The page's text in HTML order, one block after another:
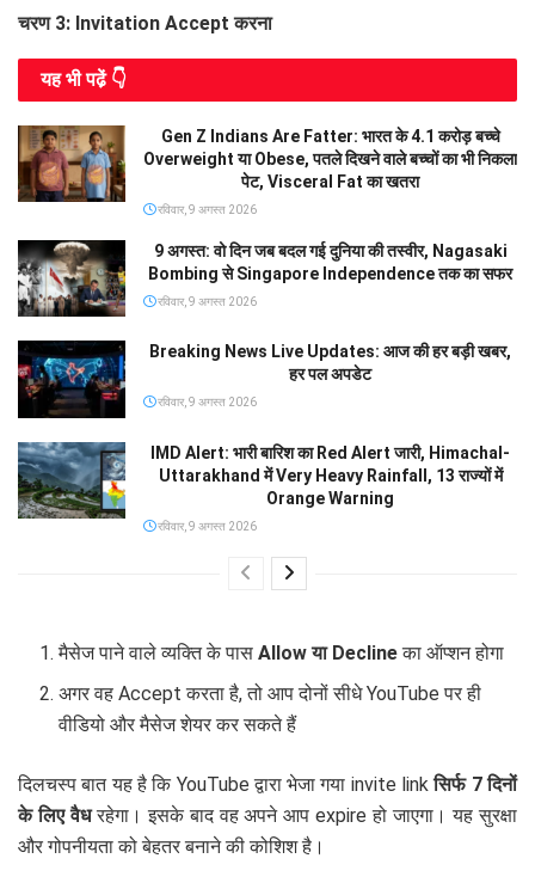
चरण 3: Invitation Accept करना
यह भी पढे़ं 👇
Gen Z Indians Are Fatter: भारत के 4.1 करोड़ बच्चे
Overweight या Obese, पतले दिखने वाले बच्चों का भी निकला
पेट, Visceral Fat का खतरा
रविवार, 9 अगस्त 2026
9 अगस्त: वो दिन जब बदल गई दुनिया की तस्वीर, Nagasaki
Bombing से Singapore Independence तक का सफर
रविवार, 9 अगस्त 2026
Breaking News Live Updates: आज की हर बड़ी खबर,
हर पल अपडेट
रविवार, 9 अगस्त 2026
IMD Alert: भारी बारिश का Red Alert जारी, Himachal-
Uttarakhand में Very Heavy Rainfall, 13 राज्यों में
Orange Warning
रविवार, 9 अगस्त 2026
मैसेज पाने वाले व्यक्ति के पासAllow या Declineका ऑप्शन होगा
अगर वह Accept करता है, तो आप दोनों सीधे YouTube पर ही
वीडियो और मैसेज शेयर कर सकते हैं
दिलचस्प बात यह है कि YouTube द्वारा भेजा गया invite linkसिर्फ 7 दिनों
के लिए वैधरहेगा। इसके बाद वह अपने आप expire हो जाएगा। यह सुरक्षा
और गोपनीयता को बेहतर बनाने की कोशिश है।